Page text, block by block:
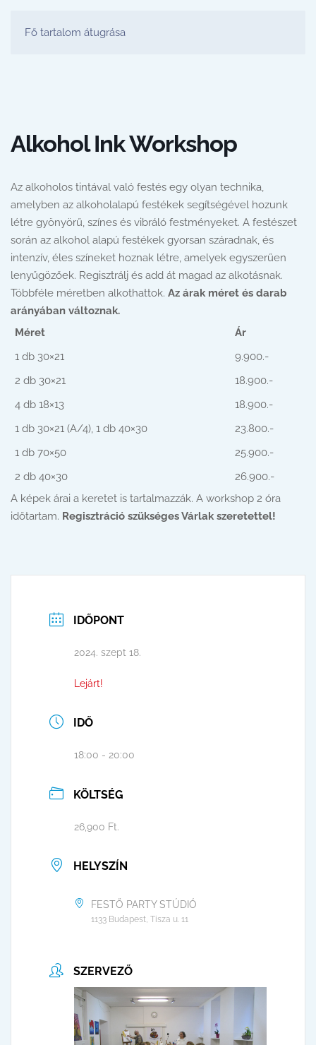
Fő tartalom átugrása
FESTŐ PARTY STÚDIÓ
Alkohol Ink Workshop
Az alkoholos tintával való festés egy olyan technika,
amelyben az alkoholalapú festékek segítségével hozunk
létre gyönyörű, színes és vibráló festményeket. A festészet
során az alkohol alapú festékek gyorsan száradnak, és
intenzív, éles színeket hoznak létre, amelyek egyszerűen
lenyűgözőek. Regisztrálj és add át magad az alkotásnak.
Többféle méretben alkothattok. Az árak méret és darab
arányában változnak.
Méret
Ár
1 db 30×21
9.900.-
2 db 30×21
18.900.-
4 db 18×13
18.900.-
1 db 30×21 (A/4), 1 db 40×30
23.800.-
1 db 70×50
25.900.-
2 db 40×30
26.900.-
A képek árai a keretet is tartalmazzák. A workshop 2 óra
időtartam. Regisztráció szükséges Várlak szeretettel!
IDŐPONT
2024. szept 18.
Lejárt!
IDŐ
18:00 - 20:00
KÖLTSÉG
26,900 Ft.
HELYSZÍN
FESTŐ PARTY STÚDIÓ
1133 Budapest, Tisza u. 11
SZERVEZŐ